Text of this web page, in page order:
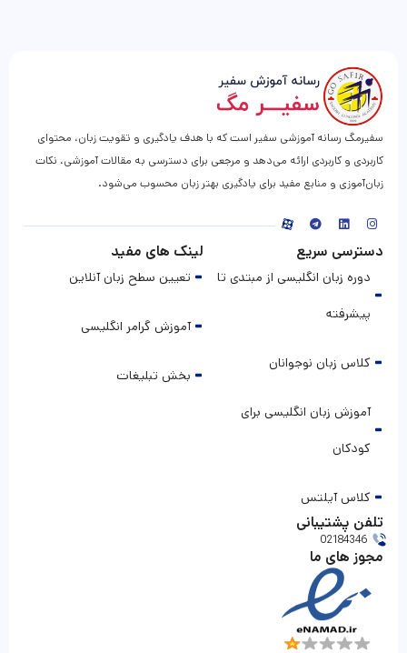
سفیرمگ رسانه آموزشی سفیر است که با هدف یادگیری و تقویت زبان، محتوای
کاربردی و کاربردی ارائه می‌دهد و مرجعی برای دسترسی به مقالات آموزشی، نکات
زبان‌آموزی و منابع مفید برای یادگیری بهتر زبان محسوب می‌شود.
دسترسی سریع
دوره زبان انگلیسی از مبتدی تا
پیشرفته
کلاس زبان نوجوانان
آموزش زبان انگلیسی برای
کودکان
کلاس آیلتس
لینک های مفید
تعیین سطح زبان آنلاین
آموزش گرامر انگلیسی
بخش تبلیغات
تلفن پشتیبانی
02184346
مجوز های ما